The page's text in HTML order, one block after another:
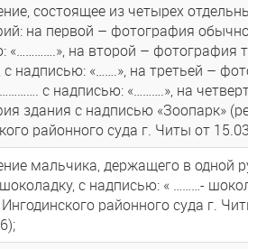
состоящее из четырех отдельных
на первой – фотография обычной
«………….», на второй – фотография
с надписью: «…….», на третьей –
с надписью: «……….», на
здания с надписью «Зоопарк»
районного суда г. Читы от
мальчика, держащего в одной
с надписью: « ………-
районного суда г. Читы